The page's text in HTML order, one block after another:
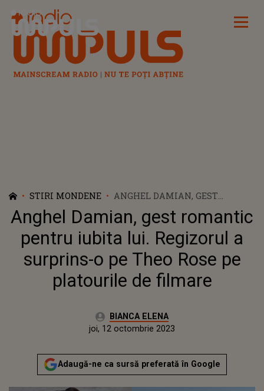
Radio Impuls
STIRI MONDENE
ANGHEL DAMIAN, GEST
ROMANTIC PENTRU IUBITA
LUI. REGIZORUL A SURPRINS-O
PE THEO ROSE PE PLATOURILE
DE FILMARE
Anghel Damian, gest romantic
pentru iubita lui. Regizorul a
surprins-o pe Theo Rose pe
platourile de filmare
Autor:BIANCA ELENA
miercuri, 12 octombrie 2022
Actualizat:
joi, 12 octombrie 2023
Adaugă-ne ca sursă preferată în Google